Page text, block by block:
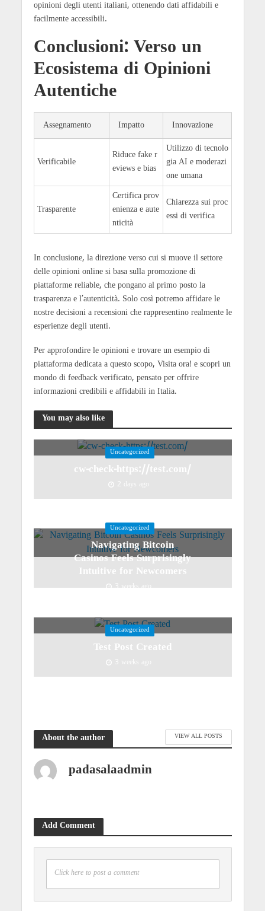
opinioni degli utenti italiani, ottenendo dati affidabili e
facilmente accessibili.
Conclusioni: Verso un
Ecosistema di Opinioni
Autentiche
Assegnamento Impatto Innovazione
Verificabile
Riduce fake r
eviews e bias
Utilizzo di tecnolo
gia AI e moderazi
one umana
Trasparente
Certifica prov
enienza e aute
nticità
Chiarezza sui proc
essi di verifica
In conclusione, la direzione verso cui si muove il settore
delle opinioni online si basa sulla promozione di
piattaforme reliable, che pongano al primo posto la
trasparenza e l’autenticità. Solo così potremo affidare le
nostre decisioni a recensioni che rappresentino realmente le
esperienze degli utenti.
Per approfondire le opinioni e trovare un esempio di
piattaforma dedicata a questo scopo, Visita ora! e scopri un
mondo di feedback verificato, pensato per offrire
informazioni credibili e affidabili in Italia.
You may also like
Uncategorized
cw-check-https://test.com/
2 days ago
Uncategorized
Navigating Bitcoin
Casinos Feels Surprisingly
Intuitive for Newcomers
3 weeks ago
Uncategorized
Test Post Created
3 weeks ago
About the author VIEW ALL POSTS
padasalaadmin
Add Comment
Click here to post a comment